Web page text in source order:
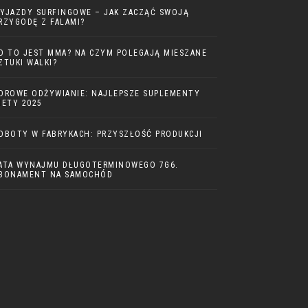
SURFINGOWE – JAK ZACZĄĆ SWOJĄ
Z FALAMI?
TO JEST MMA? NA CZYM POLEGAJĄ MIESZANE
WALKI?
ODŻYWIANIE: NAJLEPSZE SUPLEMENTY
2025
W FABRYKACH: PRZYSZŁOŚĆ PRODUKCJI
WYNAJMU DŁUGOTERMINOWEGO 7G6.
NA SAMOCHÓD